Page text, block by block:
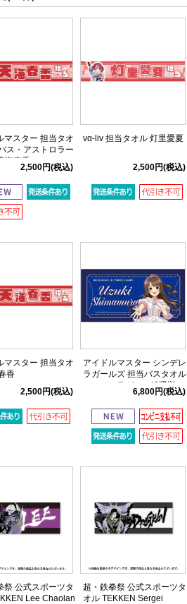
マスター 担当タオ
ス・アストロラー
海春香
2,500円(税込)
vα-liv 担当タオル 灯里愛夏
2,500円(税込)
マスター 担当タオ
香
2,500円(税込)
アイドルマスター シンデレ
ラガールズ 担当バスタオル
シンデレラガール総選挙
2026 島村卯月6,800円(税込)
祭 公式スポーツタ
Lee Chaolan
超・鉄拳祭 公式スポーツタ
オル TEKKEN Sergei